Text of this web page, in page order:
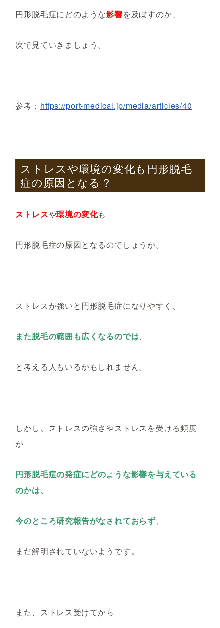
円形脱毛症にどのような影響を及ぼすのか、
次で見ていきましょう。
参考： https://port-medical.jp/media/articles/40
ストレスや環境の変化も円形脱毛
症の原因となる？
ストレスや環境の変化も
円形脱毛症の原因となるのでしょうか。
ストレスが強いと円形脱毛症になりやすく、
また脱毛の範囲も広くなるのでは、
と考える人もいるかもしれません。
しかし、ストレスの強さやストレスを受ける頻度
が
円形脱毛症の発症にどのような影響を与えている
のかは、
今のところ研究報告がなされておらず、
まだ解明されていないようです。
また、ストレス受けてから